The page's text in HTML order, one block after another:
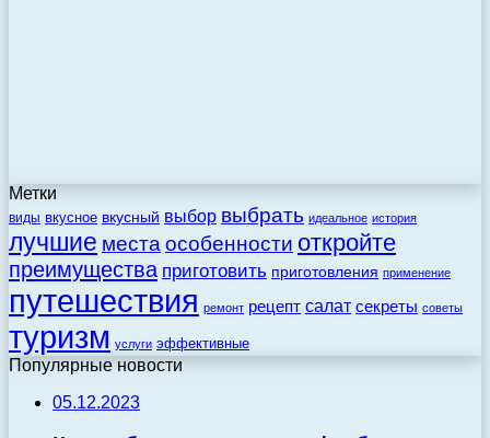
Метки
виды вкусное вкусный выбор выбрать идеальное история
лучшие места особенности откройте
преимущества приготовить приготовления применение
путешествия ремонт рецепт салат секреты советы
туризм услуги эффективные
Популярные новости
05.12.2023